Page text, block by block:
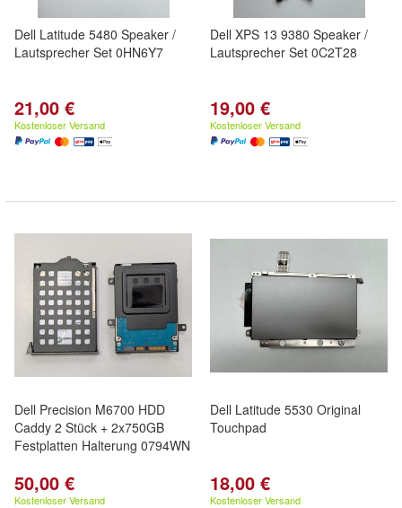
Dell Latitude 5480 Speaker /
Lautsprecher Set 0HN6Y7
21,00 €
Kostenloser Versand
Dell XPS 13 9380 Speaker /
Lautsprecher Set 0C2T28
19,00 €
Kostenloser Versand
Dell Precision M6700 HDD
Caddy 2 Stück + 2x750GB
Festplatten Halterung 0794WN
50,00 €
Kostenloser Versand
Dell Latitude 5530 Original
Touchpad
18,00 €
Kostenloser Versand